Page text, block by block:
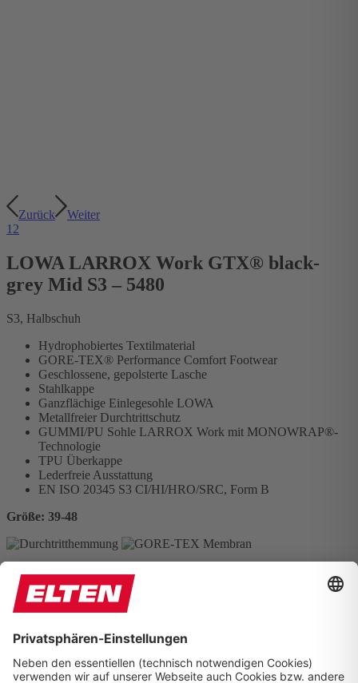
Zurück
Weiter
1 2
LOWA LARROX Work GTX® black-
grey Mid S3 – 5480
S3, Halbschuh
Hydrophobiertes Textilmaterial
GORE-TEX® Performance Comfort Footwear
Geschlossene, gepolsterte Lasche
Stahlkappe
Ganzflächige Einlegesohle LOWA
Metallfreier Durchtrittschutz
GUMMI/PU Sohle LARROX Work mit MONOWRAP®-
Technologie
TPU Überkappe
Lederfreie Ausstattung
EN ISO 20345 S3 CI/HI/HRO/SRC, Form B
Größe: 39-48
Zum Online-Shop
LOWA Work c/o
ELTEN GmbH
D – 47589 Uedem
Tel. +49 (0) 2825 - 80 168